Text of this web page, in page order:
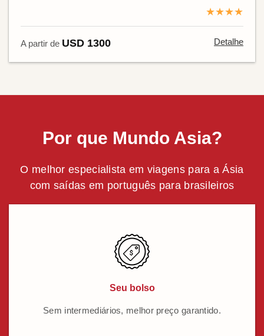
★★★★
A partir de USD 1300 Detalhe
Por que Mundo Asia?
O melhor especialista em viagens para a Ásia
com saídas em português para brasileiros
Seu bolso
Sem intermediários, melhor preço garantido.